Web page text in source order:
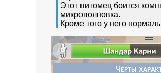
Этот питомец боится
микроволновка.
Кроме того у него